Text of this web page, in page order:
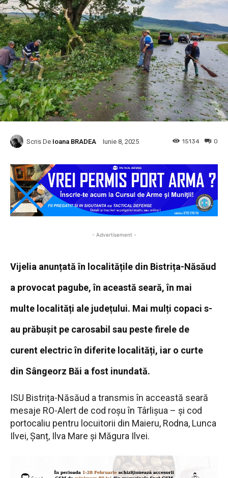
Scris De Ioana BRADEA Iunie 8, 2025 0
15134
- Advertisement -
Vijelia anunțată în localitățile din Bistrița-Năsăud
a provocat pagube, în această seară, în mai
multe localități ale județului. Mai mulți copaci s-
au prăbușit pe carosabil sau peste firele de
curent electric în diferite localități, iar o curte
din Sângeorz Băi a fost inundată.
ISU Bistrița-Năsăud a transmis în acceastă seară
mesaje RO-Alert de cod roșu în Târlișua – și cod
portocaliu pentru locuitorii din Maieru, Rodna, Lunca
Ilvei, Șanț, Ilva Mare și Măgura Ilvei.